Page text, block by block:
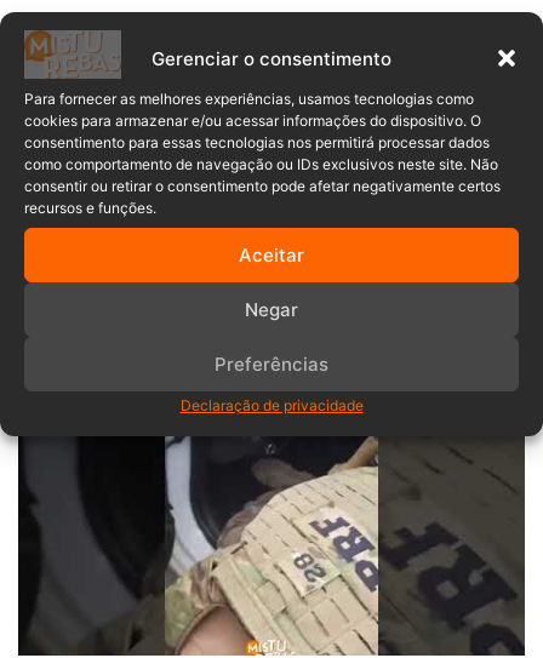
Gerenciar o consentimento
Para fornecer as melhores experiências, usamos tecnologias como
cookies para armazenar e/ou acessar informações do dispositivo. O
consentimento para essas tecnologias nos permitirá processar dados
como comportamento de navegação ou IDs exclusivos neste site. Não
consentir ou retirar o consentimento pode afetar negativamente certos
recursos e funções.
Aceitar
Negar
Preferências
Declaração de privacidade
O haxixe tipo marroquino apreendido é altamente
valorizado no mercado ilícito devido ao seu potencial
psicoativo, que pode desencadear alucinações, euforia,
paranoia e ataques de pânico. Por seu custo elevado,
costuma ser consumido por pessoas de maior poder
aquisitivo, sendo considerado um produto de luxo no